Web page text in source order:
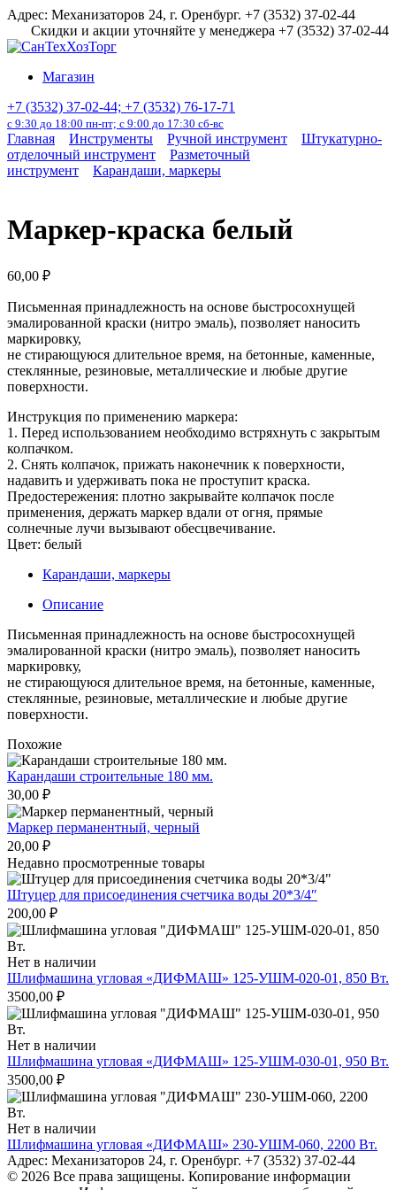
Перейти
содержанию
Адрес: Механизаторов 24, г. Оренбург. +7 (3532) 37-02-44
Скидки и акции уточняйте у менеджера +7 (3532) 37-02-44
Магазин
+7 (3532) 37-02-44; +7 (3532) 76-17-71
с 9:30 до 18:00 пн-пт; с 9:00 до 17:30 сб-вс
Главная Инструменты Ручной инструмент
Штукатурно-
отделочный инструмент
Разметочный
инструмент
Карандаши, маркеры
Маркер-краска белый
60,00 ₽
Письменная принадлежность на основе быстросохнущей
эмалированной краски (нитро эмаль), позволяет наносить
маркировку,
не стирающуюся длительное время, на бетонные, каменные,
стеклянные, резиновые, металлические и любые другие
поверхности.
Инструкция по применению маркера:
1. Перед использованием необходимо встряхнуть с закрытым
колпачком.
2. Снять колпачок, прижать наконечник к поверхности,
надавить и удерживать пока не проступит краска.
Предостережения: плотно закрывайте колпачок после
применения, держать маркер вдали от огня, прямые
солнечные лучи вызывают обесцвечивание.
Цвет: белый
Карандаши, маркеры
Описание
Письменная принадлежность на основе быстросохнущей
эмалированной краски (нитро эмаль), позволяет наносить
маркировку,
не стирающуюся длительное время, на бетонные, каменные,
стеклянные, резиновые, металлические и любые другие
поверхности.
Похожие
Карандаши строительные 180 мм.
30,00 ₽
Маркер перманентный, черный
20,00 ₽
Недавно просмотренные товары
Штуцер для присоединения счетчика воды 20*3/4″
200,00 ₽
Нет в наличии
Шлифмашина угловая «ДИФМАШ» 125-УШМ-020-01, 850 Вт.
3500,00 ₽
Нет в наличии
Шлифмашина угловая «ДИФМАШ» 125-УШМ-030-01, 950 Вт.
3500,00 ₽
Нет в наличии
Шлифмашина угловая «ДИФМАШ» 230-УШМ-060, 2200 Вт.
Адрес: Механизаторов 24, г. Оренбург. +7 (3532) 37-02-44
© 2026 Все права защищены. Копирование информации